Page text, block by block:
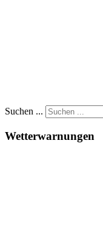
Suchen ...
Wetterwarnungen